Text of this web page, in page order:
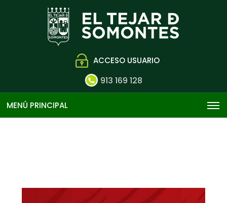
ACCESO USUARIO
913 169 128
MENÚ PRINCIPAL